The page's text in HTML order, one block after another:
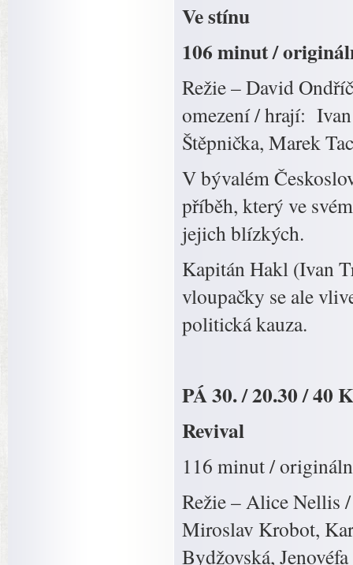
Ve stínu
106 minut /
Režie – David
omezení / hrají:
Štěpnička, Marek
V bývalém
příběh, který ve
jejich blízkých.
Kapitán Hakl (Ivan
vloupačky se ale
politická kauza.
PÁ 30. / 20.30 / 40
Revival
116 minut /
Režie – Alice Nellis
Miroslav Krobot,
Bydžovská,